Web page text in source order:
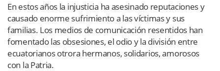
En estos años la injusticia ha asesinado reputaciones y
causado enorme sufrimiento a las víctimas y sus
familias. Los medios de comunicación resentidos han
fomentado las obsesiones, el odio y la división entre
ecuatorianos otrora hermanos, solidarios, amorosos
con la Patria.